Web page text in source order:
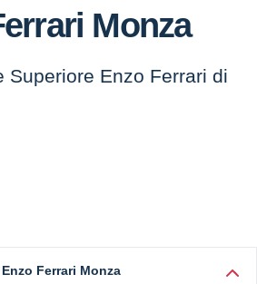
Monza
Superiore Enzo Ferrari di
Ferrari Monza